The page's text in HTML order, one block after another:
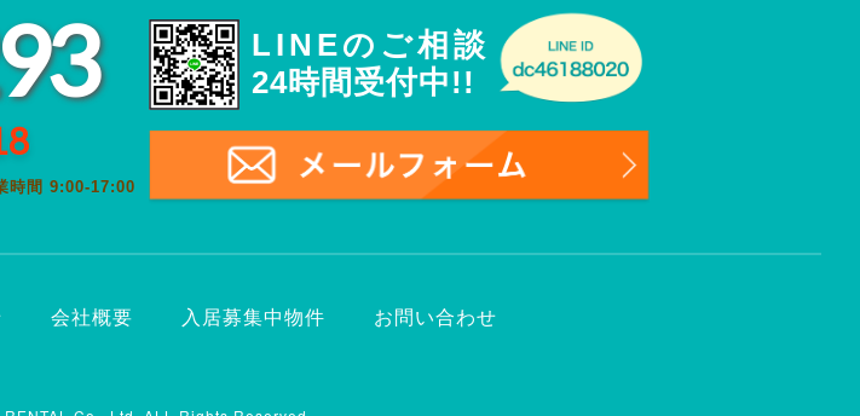
時間 9:00-17:00
LINEのご相談
24時間受付中!!
会社概要 入居募集中物件 お問い合わせ